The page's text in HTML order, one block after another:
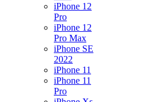
iPhone 12
Pro
iPhone 12
Pro Max
iPhone SE
2022
iPhone 11
iPhone 11
Pro